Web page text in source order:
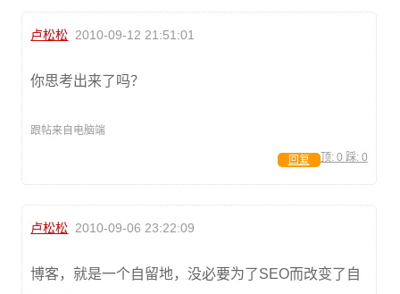
卢松松 2010-09-12 21:51:01
你思考出来了吗？
跟帖来自电脑端
顶: 0 踩: 0
回复
卢松松 2010-09-06 23:22:09
博客，就是一个自留地，没必要为了SEO而改变了自